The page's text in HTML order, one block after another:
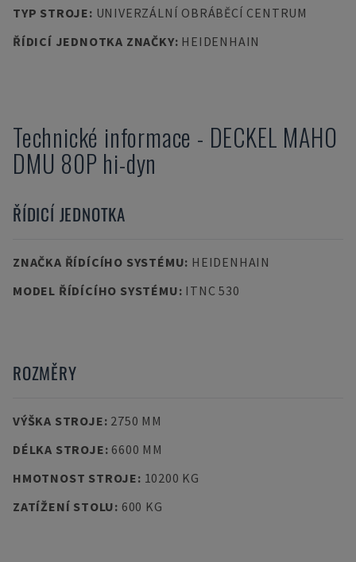
TYP STROJE: UNIVERZÁLNÍ OBRÁBĚCÍ CENTRUM
ŘÍDICÍ JEDNOTKA ZNAČKY: HEIDENHAIN
Technické informace - DECKEL MAHO
DMU 80P hi-dyn
ŘÍDICÍ JEDNOTKA
ZNAČKA ŘÍDÍCÍHO SYSTÉMU: HEIDENHAIN
MODEL ŘÍDÍCÍHO SYSTÉMU: ITNC 530
ROZMĚRY
VÝŠKA STROJE: 2750 MM
DÉLKA STROJE: 6600 MM
HMOTNOST STROJE: 10200 KG
ZATÍŽENÍ STOLU: 600 KG